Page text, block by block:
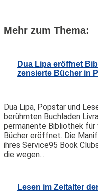
Mehr zum Thema:
Dua Lipa eröffnet
zensierte Bücher in
Dua Lipa, Popstar und
berühmten Buchladen
permanente Bibliothek
Bücher eröffnet. Die
ihres Service95 Book
die wegen...
Lesen im Zeitalter